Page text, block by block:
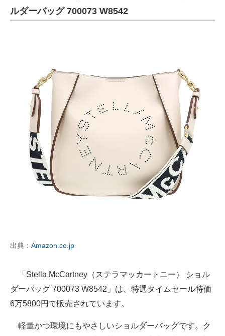
ルダーバッグ 700073 W8542
出典： Amazon.co.jp
「Stella McCartney（ステラマッカートニー） ショル
ダーバッグ 700073 W8542」は、特選タイムセール特価
6万5800円で販売されています。
軽量かつ環境にもやさしいショルダーバッグです。ク